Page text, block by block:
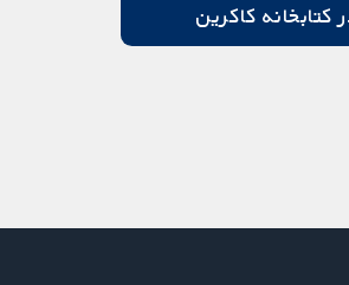
کتابخانه کاکرین